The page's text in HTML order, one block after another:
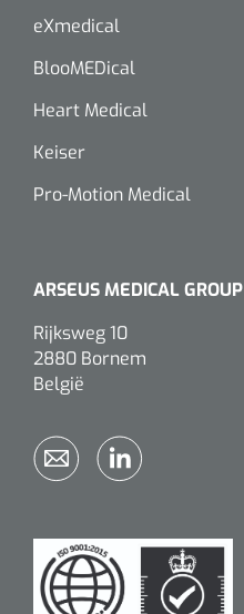
eXmedical
BlooMEDical
Heart Medical
Keiser
Pro-Motion Medical
ARSEUS MEDICAL GROUP
Rijksweg 10
2880 Bornem
België